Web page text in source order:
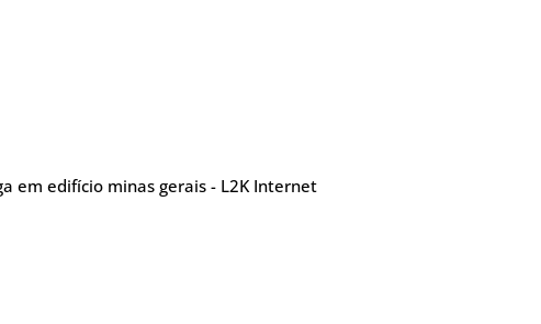
em edifício minas gerais - L2K Internet